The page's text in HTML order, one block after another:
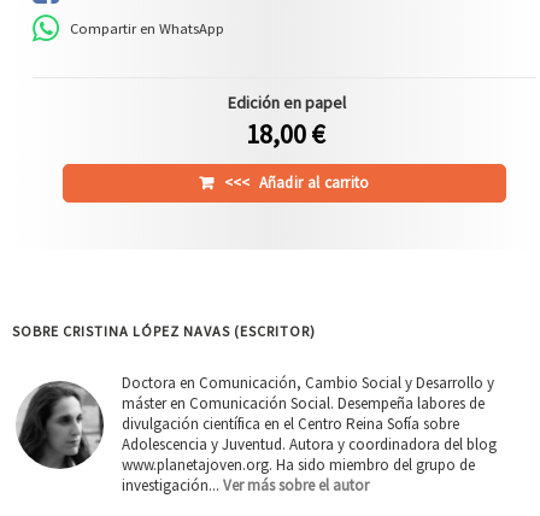
Compartir en WhatsApp
Edición en papel
18,00 €
<<< Añadir al carrito
SOBRE CRISTINA LÓPEZ NAVAS (ESCRITOR)
Doctora en Comunicación, Cambio Social y Desarrollo y
máster en Comunicación Social. Desempeña labores de
divulgación científica en el Centro Reina Sofía sobre
Adolescencia y Juventud. Autora y coordinadora del blog
www.planetajoven.org. Ha sido miembro del grupo de
investigación... Ver más sobre el autor